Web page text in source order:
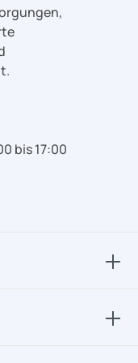
bis 17:00